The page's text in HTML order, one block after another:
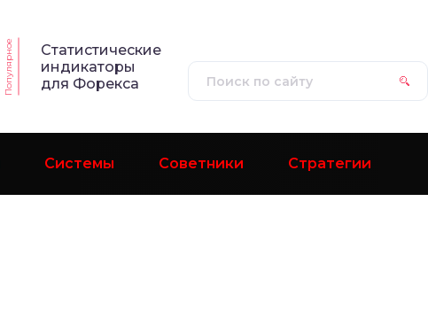
Популярное
Статистические
индикаторы
для Форекса
Системы Советники Стратегии